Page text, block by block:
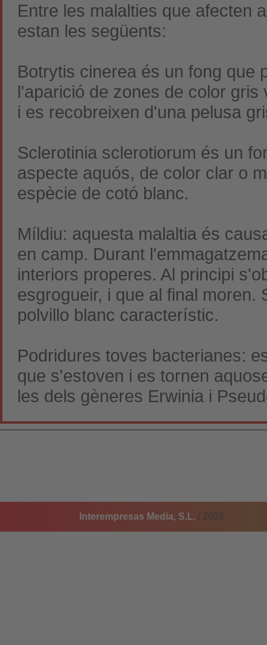
Entre les malalties que afecten
estan les següents:
Botrytis cinerea és un fong que
l'aparició de zones de color
i es recobreixen d'una pelusa
Sclerotinia sclerotiorum és un
aspecte aquós, de color clar o
espècie de cotó blanc.
Míldiu: aquesta malaltia és
en camp. Durant
interiors properes. Al principi
esgrogueir, i que al final
polvillo blanc característic.
Podridures toves bacterianes:
que s'estoven i es tornen
les dels gèneres Erwinia i
Interempresas Media, S.L. / 2026